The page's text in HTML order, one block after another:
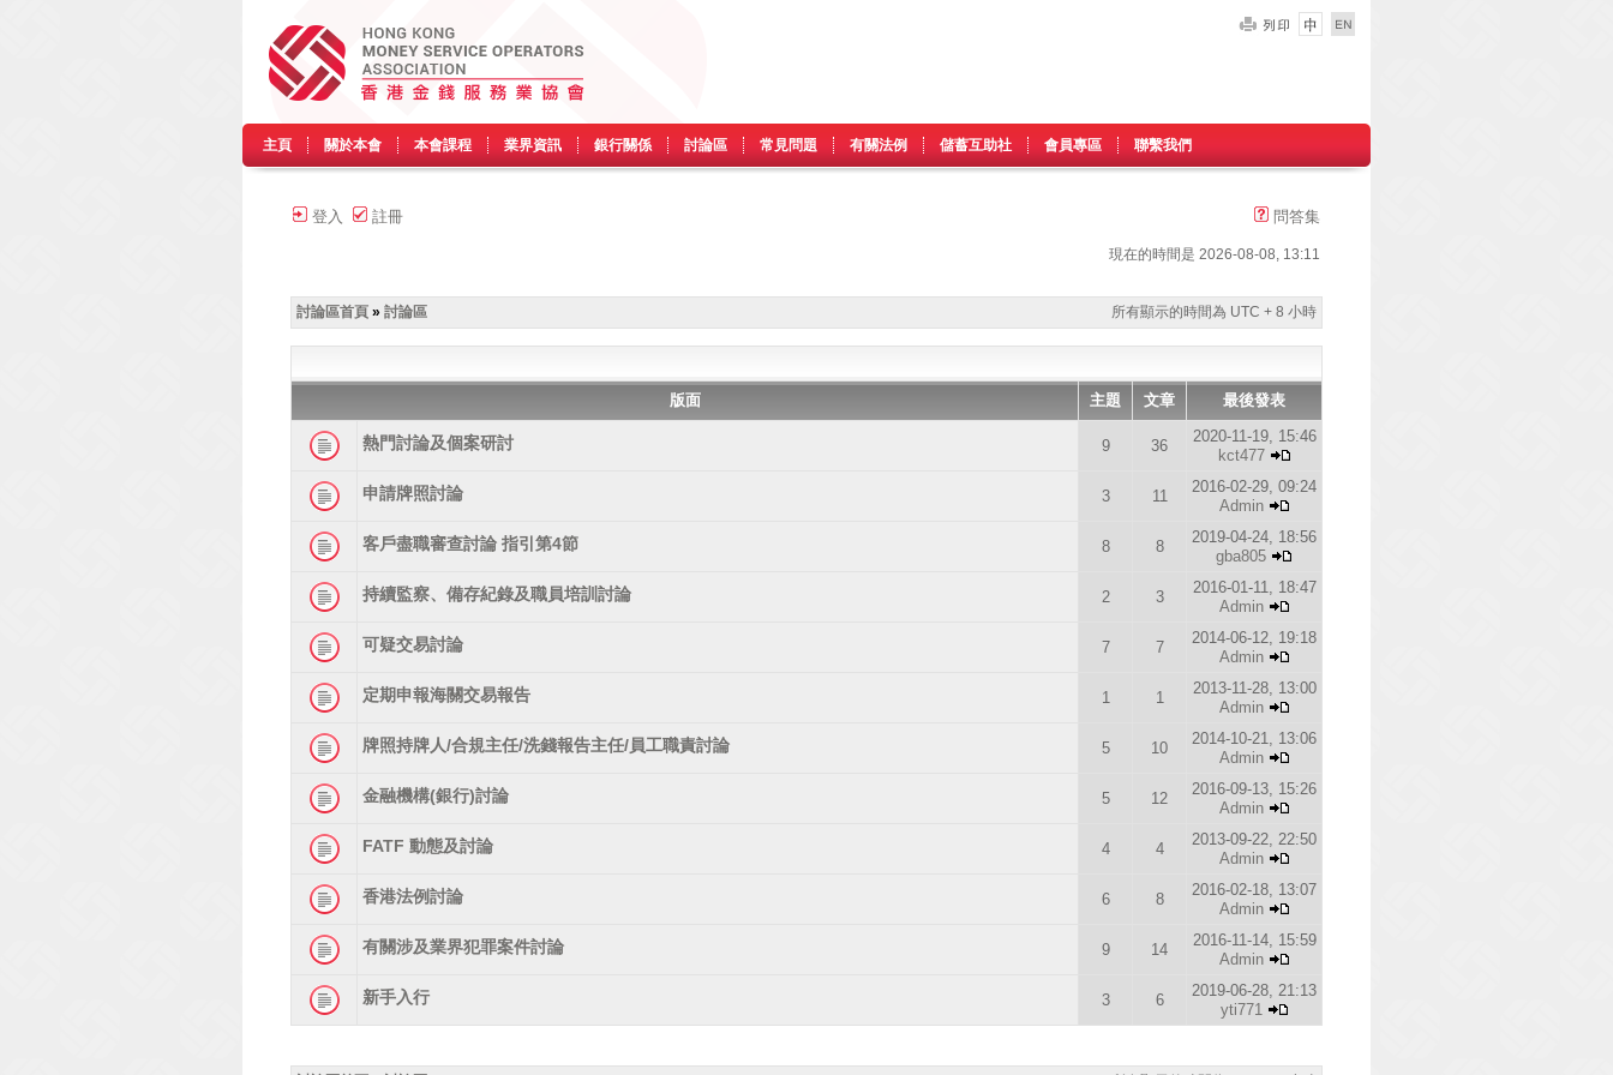
主頁 關於本會 本會課程 業界資訊 銀行關係 討論區 常見問題 有關法例 儲蓄互助社 會員專區 聯繫我們
登入 註冊 問答集
現在的時間是 2026-08-08, 13:11
討論區首頁 » 討論區 所有顯示的時間為 UTC + 8 小時
版面 主題 文章 最後發表
熱門討論及個案研討 9 36
2020-11-19, 15:46
kct477
申請牌照討論 3 11
2016-02-29, 09:24
Admin
客戶盡職審查討論 指引第4節 8 8
2019-04-24, 18:56
gba805
持續監察、備存紀錄及職員培訓討論 2 3
2016-01-11, 18:47
Admin
可疑交易討論 7 7
2014-06-12, 19:18
Admin
定期申報海關交易報告 1 1
2013-11-28, 13:00
Admin
牌照持牌人/合規主任/洗錢報告主任/員工職責討論 5 10
2014-10-21, 13:06
Admin
金融機構(銀行)討論 5 12
2016-09-13, 15:26
Admin
FATF 動態及討論 4 4
2013-09-22, 22:50
Admin
香港法例討論 6 8
2016-02-18, 13:07
Admin
有關涉及業界犯罪案件討論 9 14
2016-11-14, 15:59
Admin
新手入行 3 6
2019-06-28, 21:13
yti771